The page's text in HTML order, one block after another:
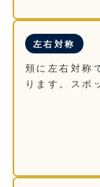
左右対称
頬に左右対称
ります。スポ